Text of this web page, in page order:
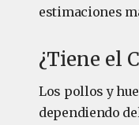
estimaciones
¿Tiene el
Los pollos y
dependiendo